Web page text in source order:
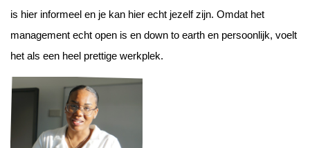
is hier informeel en je kan hier echt jezelf zijn. Omdat het
management echt open is en down to earth en persoonlijk, voelt
het als een heel prettige werkplek.